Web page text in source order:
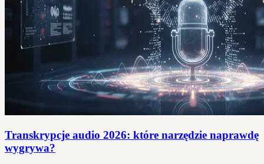
Transkrypcje audio 2026: które narzędzie naprawdę
wygrywa?